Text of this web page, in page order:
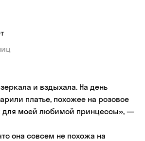
и вздыхала. На день
платье, похожее на розовое
для моей любимой принцессы», —
она совсем не похожа на